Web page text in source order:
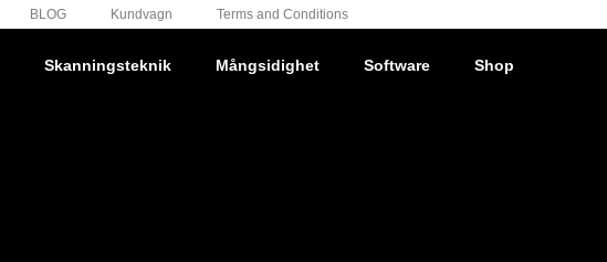
BLOG Kundvagn Terms and Conditions
Skanningsteknik Mångsidighet Software Shop